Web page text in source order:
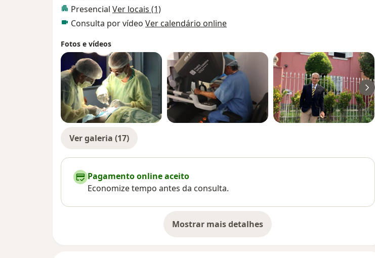
Presencial Ver locais (1)
Consulta por vídeo Ver calendário online
Fotos e vídeos
Ver galeria (17)
Pagamento online aceito
Economize tempo antes da consulta.
Mostrar mais detalhes
sobre a experiência